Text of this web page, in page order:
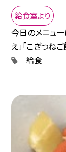
給食室より
今日のメニュー
え」「こぎつねご
給食